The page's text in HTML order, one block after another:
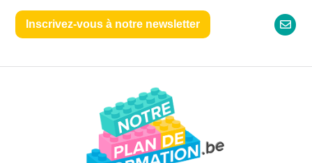
Inscrivez-vous à notre newsletter